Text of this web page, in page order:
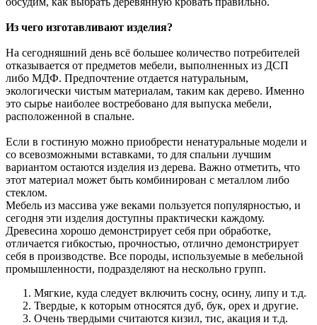
Из чего изготавливают изделия?
На сегодняшний день всё большее количество потребителей
отказывается от предметов мебели, выполненных из ДСП
либо МДФ. Предпочтение отдается натуральным,
экологически чистым материалам, таким как дерево. Именно
это сырье наиболее востребовано для выпуска мебели,
расположенной в спальне.
Если в гостиную можно приобрести ненатуральные модели и
со всевозможными вставками, то для спальни лучшим
вариантом остаются изделия из дерева. Важно отметить, что
этот материал может быть комбинирован с металлом либо
стеклом.
Мебель из массива уже веками пользуется популярностью, и
сегодня эти изделия доступны практически каждому.
Древесина хорошо демонстрирует себя при обработке,
отличается гибкостью, прочностью, отлично демонстрирует
себя в производстве. Все породы, используемые в мебельной
промышленности, подразделяют на нескольно групп.
Мягкие, куда следует включить сосну, осину, липу и т.д.
Твердые, к которым относятся дуб, бук, орех и другие.
Очень твердыми считаются кизил, тис, акация и т.д.